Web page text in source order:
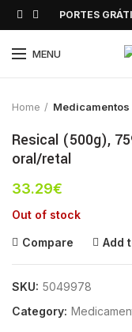
PORTES
MENUClick to
Home Medicamentos
Resical (500g),
oral/retal
33.29€
Out of stock
Compare Add
SKU: 5049978
Category: